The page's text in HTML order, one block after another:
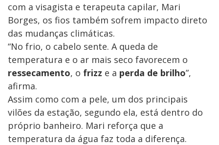
com a visagista e terapeuta capilar, Mari
Borges, os fios também sofrem impacto direto
das mudanças climáticas.
“No frio, o cabelo sente. A queda de
temperatura e o ar mais seco favorecem o
ressecamento, o frizz e a perda de brilho”,
afirma.
Assim como com a pele, um dos principais
vilões da estação, segundo ela, está dentro do
próprio banheiro. Mari reforça que a
temperatura da água faz toda a diferença.